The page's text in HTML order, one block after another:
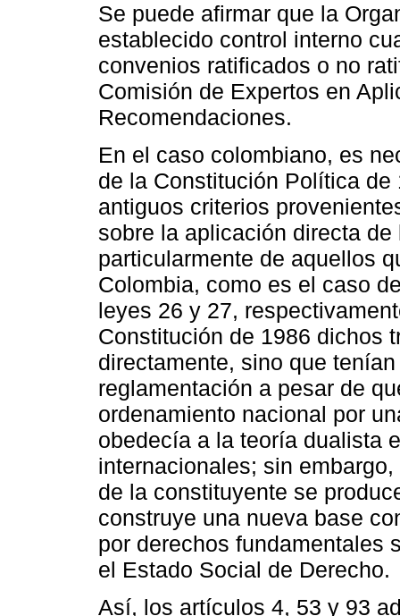
Se puede afirmar que la
establecido control interno
convenios ratificados o no
Comisión de Expertos en
Recomendaciones.
En el caso colombiano, es
de la Constitución Política
antiguos criterios
sobre la aplicación directa
particularmente de aquellos
Colombia, como es el caso
leyes 26 y 27,
Constitución de 1986 dichos
directamente, sino que
reglamentación a pesar de
ordenamiento nacional por
obedecía a la teoría dualista
internacionales; sin
de la constituyente se
construye una nueva base
por derechos fundamentales
el Estado Social de Derecho.
Así, los artículos 4, 53 y 93